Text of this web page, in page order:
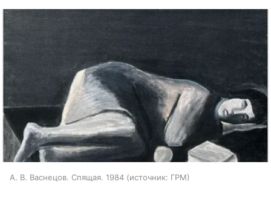
А. В. Васнецов. Спящая. 1984 источник: ГРМ